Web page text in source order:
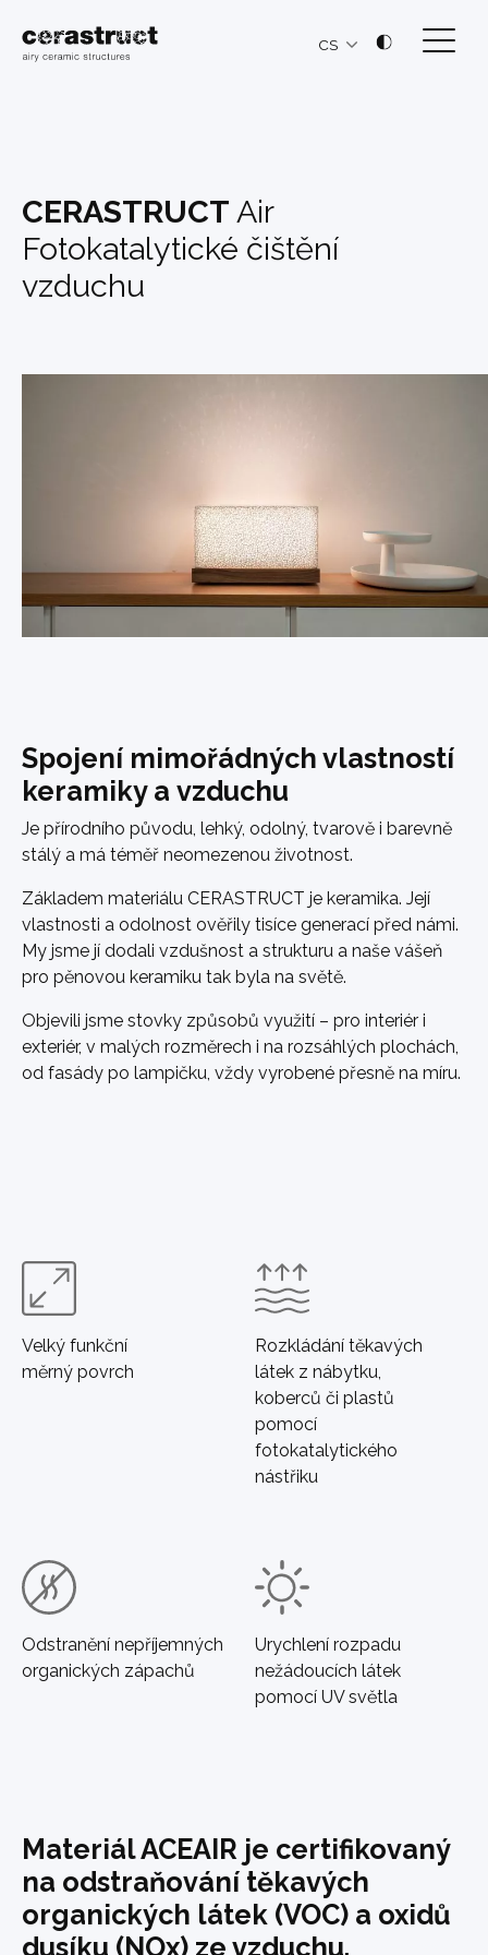
CS
CERASTRUCT Air
Fotokatalytické čištění
vzduchu
Spojení mimořádných vlastností
keramiky a vzduchu
Je přírodního původu, lehký, odolný, tvarově i barevně
stálý a má téměř neomezenou životnost.
Základem materiálu CERASTRUCT je keramika. Její
vlastnosti a odolnost ověřily tisíce generací před námi.
My jsme jí dodali vzdušnost a strukturu a naše vášeň
pro pěnovou keramiku tak byla na světě.
Objevili jsme stovky způsobů využití – pro interiér i
exteriér, v malých rozměrech i na rozsáhlých plochách,
od fasády po lampičku, vždy vyrobené přesně na míru.
Velký funkční
měrný povrch
Rozkládání těkavých
látek z nábytku,
koberců či plastů
pomocí
fotokatalytického
nástřiku
Odstranění nepříjemných
organických zápachů
Urychlení rozpadu
nežádoucích látek
pomocí UV světla
Materiál ACEAIR je certifikovaný
na odstraňování těkavých
organických látek (VOC) a oxidů
dusíku (NOx) ze vzduchu.